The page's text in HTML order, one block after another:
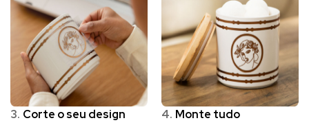
3. Corte o seu design 4. Monte tudo